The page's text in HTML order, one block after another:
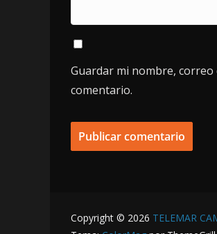
Guardar mi nombre,
comentario.
Copyright © 2026 TELEMAR